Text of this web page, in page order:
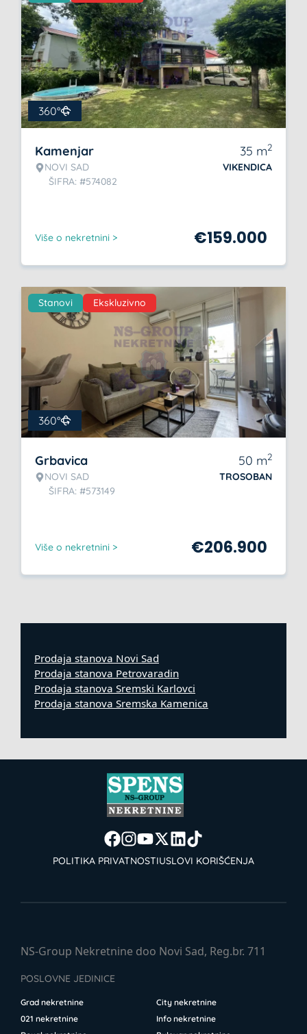
360°
Kamenjar
NOVI SAD
ŠIFRA: #574082
35 m2
VIKENDICA
Više o nekretnini > €159.000
Stanovi Ekskluzivno
360°
Grbavica
NOVI SAD
ŠIFRA: #573149
50 m2
TROSOBAN
Više o nekretnini > €206.900
Prodaja stanova Novi Sad
Prodaja stanova Petrovaradin
Prodaja stanova Sremski Karlovci
Prodaja stanova Sremska Kamenica
POLITIKA PRIVATNOSTIUSLOVI KORIŠĆENJA
NS-Group Nekretnine doo Novi Sad, Reg.br. 711
POSLOVNE JEDINICE
Grad nekretnine
City nekretnine
021 nekretnine
Info nekretnine